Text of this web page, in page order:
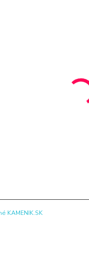
KAMENIK.SK